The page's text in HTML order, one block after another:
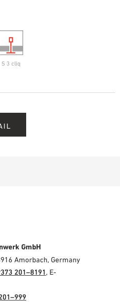
S 3 cliq
GmbH
Amorbach, Germany
201–8191, E-